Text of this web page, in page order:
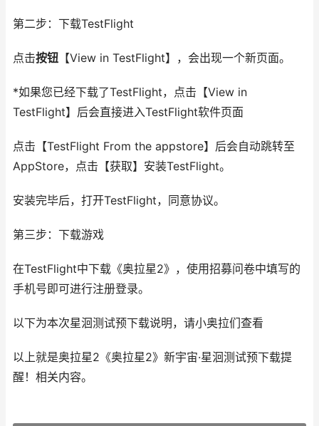
第二步：下载TestFlight
点击按钮 【View in TestFlight】，会出现一个新页面。
*如果您已经下载了TestFlight，点击【View in
TestFlight】后会直接进入TestFlight软件页面
点击【TestFlight From the appstore】后会自动跳转至
AppStore，点击【获取】安装TestFlight。
安装完毕后，打开TestFlight，同意协议。
第三步：下载游戏
在TestFlight中下载《奥拉星2》，使用招募问卷中填写的
手机号即可进行注册登录。
以下为本次星洄测试预下载说明，请小奥拉们查看
以上就是奥拉星2《奥拉星2》新宇宙·星洄测试预下载提
醒！相关内容。